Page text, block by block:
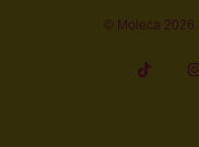
© Moleca